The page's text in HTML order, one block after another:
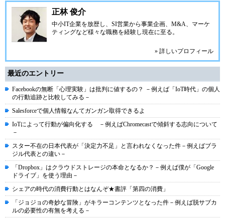
正林 俊介
中小IT企業を放歴し、SI営業から事業企画、M&A、マーケ
ティングなど様々な職務を経験し現在に至る。
» 詳しいプロフィール
最近のエントリー
Facebookの無断「心理実験」は批判に値するの？ －例えば「IoT時代」の個人
の行動追跡と比較してみる－
Salesforceで個人情報なんてガンガン取得できるよ
IoTによって行動が偏向化する －例えばChromecastで傾斜する志向について
－
スター不在の日本代表が「決定力不足」と言われなくなった件－例えばブラ
ジル代表との違い－
「Dropbox」はクラウドストレージの本命となるか？－例えば僕が「Google
ドライブ」を使う理由－
シェアの時代の消費行動とはなんぞ★書評「第四の消費」
「ジョジョの奇妙な冒険」がキラーコンテンツとなった件－例えば脱サブカ
ルの必要性の有無を考える－